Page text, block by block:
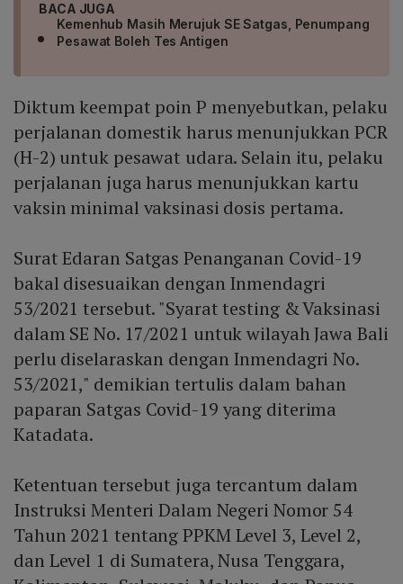
BACA JUGA
Kemenhub Masih Merujuk SE Satgas, Penumpang
Pesawat Boleh Tes Antigen
Diktum keempat poin P menyebutkan, pelaku
perjalanan domestik harus menunjukkan PCR
(H-2) untuk pesawat udara. Selain itu, pelaku
perjalanan juga harus menunjukkan kartu
vaksin minimal vaksinasi dosis pertama.
Surat Edaran Satgas Penanganan Covid-19
bakal disesuaikan dengan Inmendagri
53/2021 tersebut. "Syarat testing & Vaksinasi
dalam SE No. 17/2021 untuk wilayah Jawa Bali
perlu diselaraskan dengan Inmendagri No.
53/2021," demikian tertulis dalam bahan
paparan Satgas Covid-19 yang diterima
Katadata.
Ketentuan tersebut juga tercantum dalam
Instruksi Menteri Dalam Negeri Nomor 54
Tahun 2021 tentang PPKM Level 3, Level 2,
dan Level 1 di Sumatera, Nusa Tenggara,